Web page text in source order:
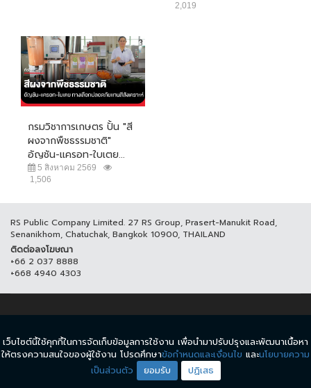
2,019
กรมวิชาการเกษตร ปั้น "สี
ผงจากพืชธรรมชาติ"
อัญชัน-แครอท-ใบเตย...
5 สิงหาคม 2569
1,506
RS Public Company Limited. 27 RS Group, Prasert-Manukit Road,
Senanikhom, Chatuchak, Bangkok 10900, THAILAND
ติดต่อลงโฆษณา
+66 2 037 8888
+668 4940 4303
© COPYRIGHT 2017 THAICH8.COM, ALL RIGHT RESERVED.
ข้อกำหนดและเงื่อนไข นโยบายความเป็นส่วนตัว
เว็บไซต์นี้ใช้คุกกี้ในการจัดเก็บข้อมูลการใช้งาน เพื่อนำมาปรับปรุงและพัฒนาเนื้อหา
ให้ตรงความสนใจของผู้ใช้งาน โปรดศึกษาข้อกำหนดและเงื่อนไข และนโยบายความ
เป็นส่วนตัว
ยอมรับ ปฏิเสธ